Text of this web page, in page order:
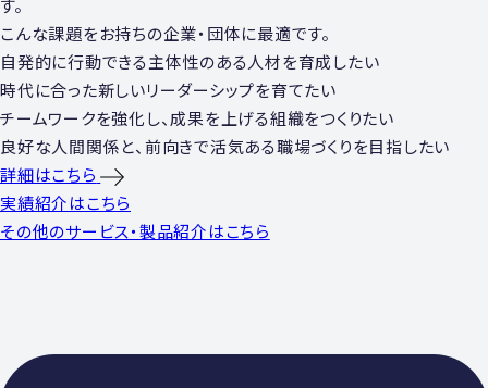
す。
こんな課題をお持ちの企業・団体に最適です。
⾃発的に⾏動できる主体性のある⼈材を育成したい
時代に合った新しいリーダーシップを育てたい
チームワークを強化し、成果を上げる組織をつくりたい
良好な⼈間関係と、前向きで活気ある職場づくりを⽬指したい
詳細はこちら
実績紹介はこちら
その他のサービス・製品紹介はこちら